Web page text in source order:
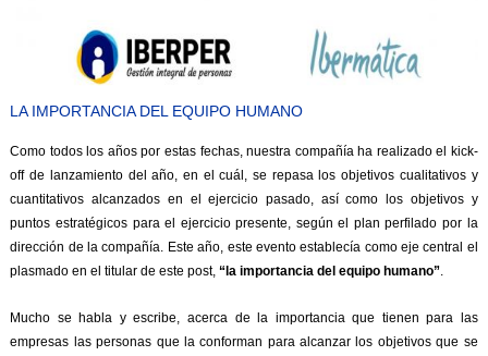
LA IMPORTANCIA DEL EQUIPO HUMANO
Como todos los años por estas fechas, nuestra compañía ha realizado el kick-
off de lanzamiento del año, en el cuál, se repasa los objetivos cualitativos y
cuantitativos alcanzados en el ejercicio pasado, así como los objetivos y
puntos estratégicos para el ejercicio presente, según el plan perfilado por la
dirección de la compañía. Este año, este evento establecía como eje central el
plasmado en el titular de este post,“la importancia del equipo humano”
Mucho se habla y escribe, acerca de la importancia que tienen para las
empresas las personas que la conforman para alcanzar los objetivos que se